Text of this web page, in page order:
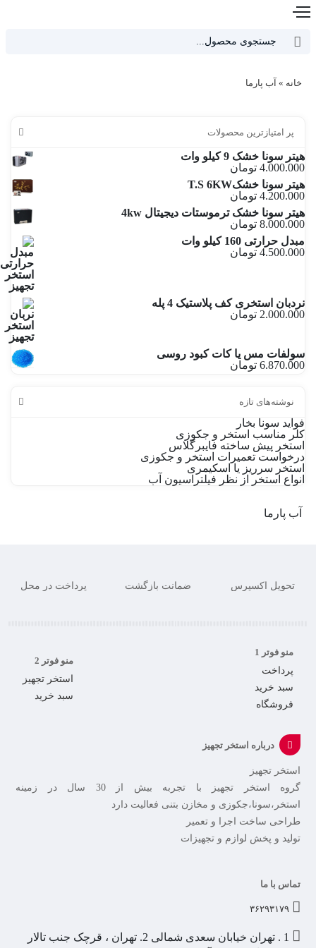
برای:
خانه » آب پارما
پر امتیازترین محصولات
هیتر سونا خشک 9 کیلو وات
4.000.000 تومان
هیتر سونا خشکT.S 6KW
4.200.000 تومان
هیتر سونا خشک ترموستات دیجیتال 4kw
8.000.000 تومان
مبدل حرارتی 160 کیلو وات
4.500.000 تومان
نردبان استخری کف پلاستیک 4 پله
2.000.000 تومان
سولفات مس یا کات کبود روسی
6.870.000 تومان
نوشته‌های تازه
فواید سونا بخار
کلر مناسب استخر و جکوزی
استخر پیش ساخته فایبرگلاس
درخواست تعمیرات استخر و جکوزی
استخر سرریز یا اسکیمری
انواع استخر از نظر فیلتراسیون آب
آب پارما
تحویل اکسپرس ضمانت بازگشت پرداخت در محل
منو فوتر 1
پرداخت
سبد خرید
فروشگاه
منو فوتر 2
استخر تجهیز
سبد خرید
درباره استخر تجهیز
استخر تجهیز
گروه استخر تجهیز با تجربه بیش از 30 سال در زمینه
استخر،سونا،جکوزی و مخازن بتنی فعالیت دارد
طراحی ساخت اجرا و تعمیر
تولید و پخش لوازم و تجهیزات
تماس با ما
۳۶۲۹۳۱۷۹
1 . تهران خیابان سعدی شمالی 2. تهران ، قرچک جنب تالار